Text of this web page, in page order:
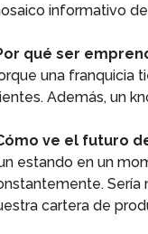
informativo
qué ser
una franquicia
Además, un
ve el futuro
estando en un
Sería
cartera de